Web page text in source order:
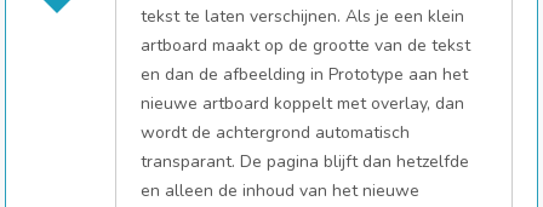
tekst te laten verschijnen. Als je een klein
artboard maakt op de grootte van de tekst
en dan de afbeelding in Prototype aan het
nieuwe artboard koppelt met overlay, dan
wordt de achtergrond automatisch
transparant. De pagina blijft dan hetzelfde
en alleen de inhoud van het nieuwe